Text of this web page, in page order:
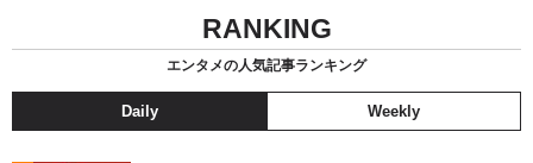
RANKING
エンタメの人気記事ランキング
Daily Weekly